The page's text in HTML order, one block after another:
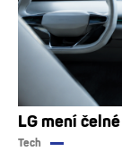
LG mení
Tech